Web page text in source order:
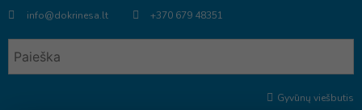
info@dokrinesa.lt +370 679 48351
Gyvūnų viešbutis